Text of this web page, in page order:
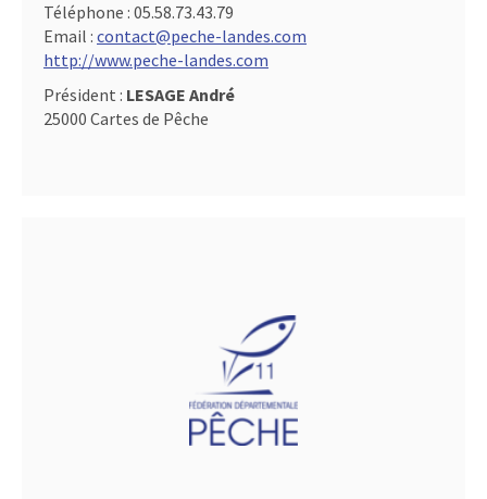
Téléphone : 05.58.73.43.79
Email : contact@peche-landes.com
http://www.peche-landes.com
Président : LESAGE André
25000 Cartes de Pêche